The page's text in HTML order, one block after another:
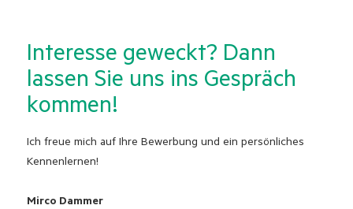
Interesse geweckt? Dann
lassen Sie uns ins Gespräch
kommen!
Ich freue mich auf Ihre Bewerbung und ein persönliches
Kennenlernen!
Mirco Dammer